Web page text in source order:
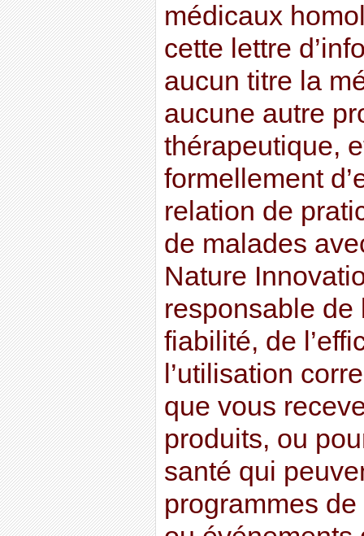
médicaux
cette lettre
aucun titre la
aucune autre
thérapeutique,
formellement
relation de
de malades
Nature
responsable de
fiabilité, de
l’utilisation
que vous
produits, ou
santé qui
programmes